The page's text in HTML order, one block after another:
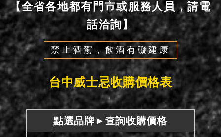
【全省各地都有門市或服務人員，請電
話洽詢】
禁止酒駕，飲酒有礙建康
台中威士忌收購價格表
點選品牌►查詢收購價格